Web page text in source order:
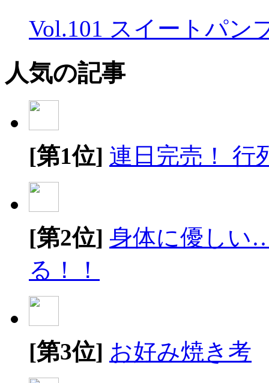
Vol.101 スイートパン
人気の記事
[第1位] 連日完売！ 行
[第2位] 身体に優しい
る！！
[第3位] お好み焼き考